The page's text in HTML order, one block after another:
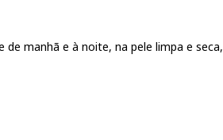
de manhã e à noite, na pele limpa e seca,